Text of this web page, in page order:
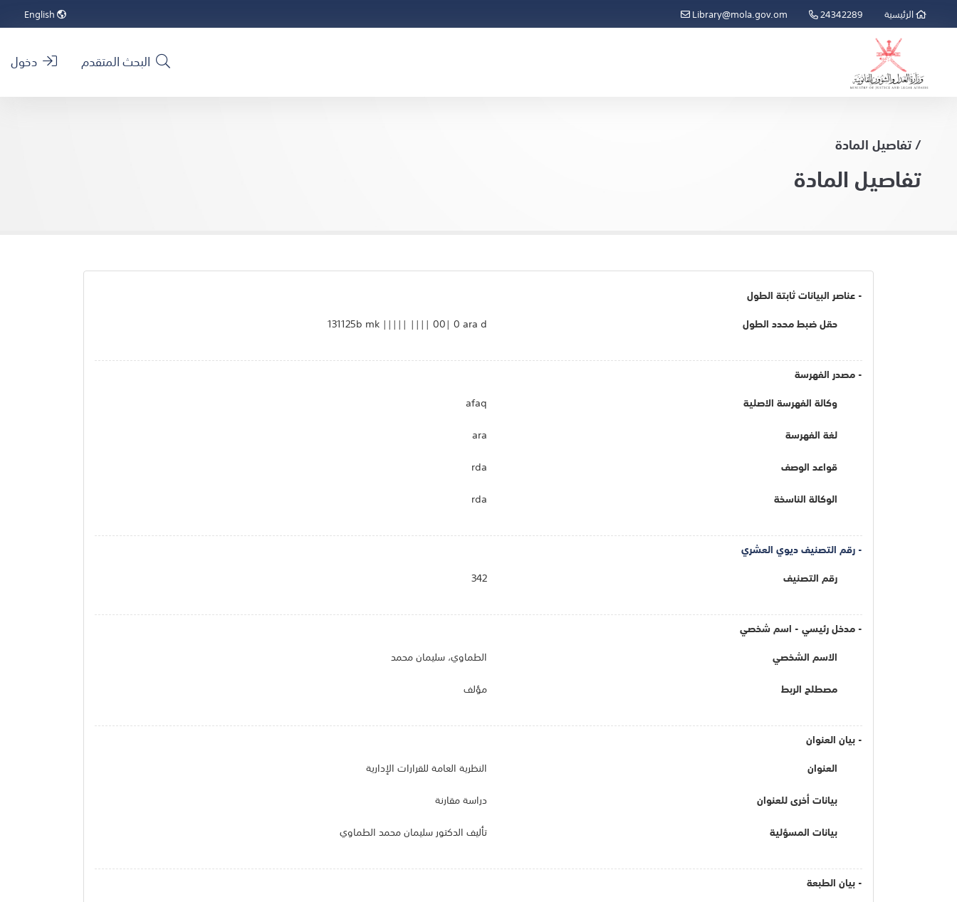
الرئيسية 24342289
Library@mola.gov.om
البحث المتقدم دخول
/ تفاصيل المادة
تفاصيل المادة
- عناصر البيانات ثابتة الطول
حقل ضبط محدد الطول
131125b mk ||||| |||| 00| 0 ara d
- مصدر الفهرسة
وكالة الفهرسة الاصلية
afaq
لغة الفهرسة
ara
قواعد الوصف
rda
الوكالة الناسخة
rda
- رقم التصنيف ديوي العشري
رقم التصنيف
342
- مدخل رئيسي - اسم شخصي
الاسم الشخصي
الطماوي، سليمان محمد
مصطلح الربط
مؤلف
- بيان العنوان
العنوان
النظرية العامة للقرارات الإدارية
بيانات أخرى للعنوان
دراسة مقارنة
بيانات المسؤلية
تأليف الدكتور سليمان محمد الطماوي
- بيان الطبعة